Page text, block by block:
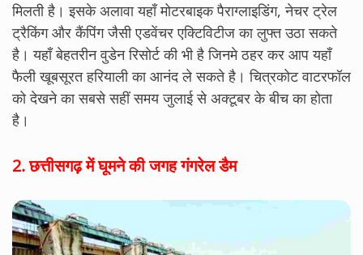
मिलती है। इसके अलावा यहाँ मोटरबाइक पैराग्लाइडिंग, नेचर ट्रेल
ट्रैकिंग और कैंपिंग जैसी एडवेंचर एक्टिविटीज का लुफ्त उठा सकते
है। यहाँ बेहतरीन वुडेन रिसोर्ट की भी है जिनमे ठहर कर आप यहाँ
फैली खूबसूरत हरियाली का आनंद ले सकते है। चित्रकोट वाटरफॉल
को देखने का सबसे सहीं समय जुलाई से अक्टूबर के बीच का होता
है।
2.छत्तीसगढ़ में घूमने की जगह गंगरेल डैम